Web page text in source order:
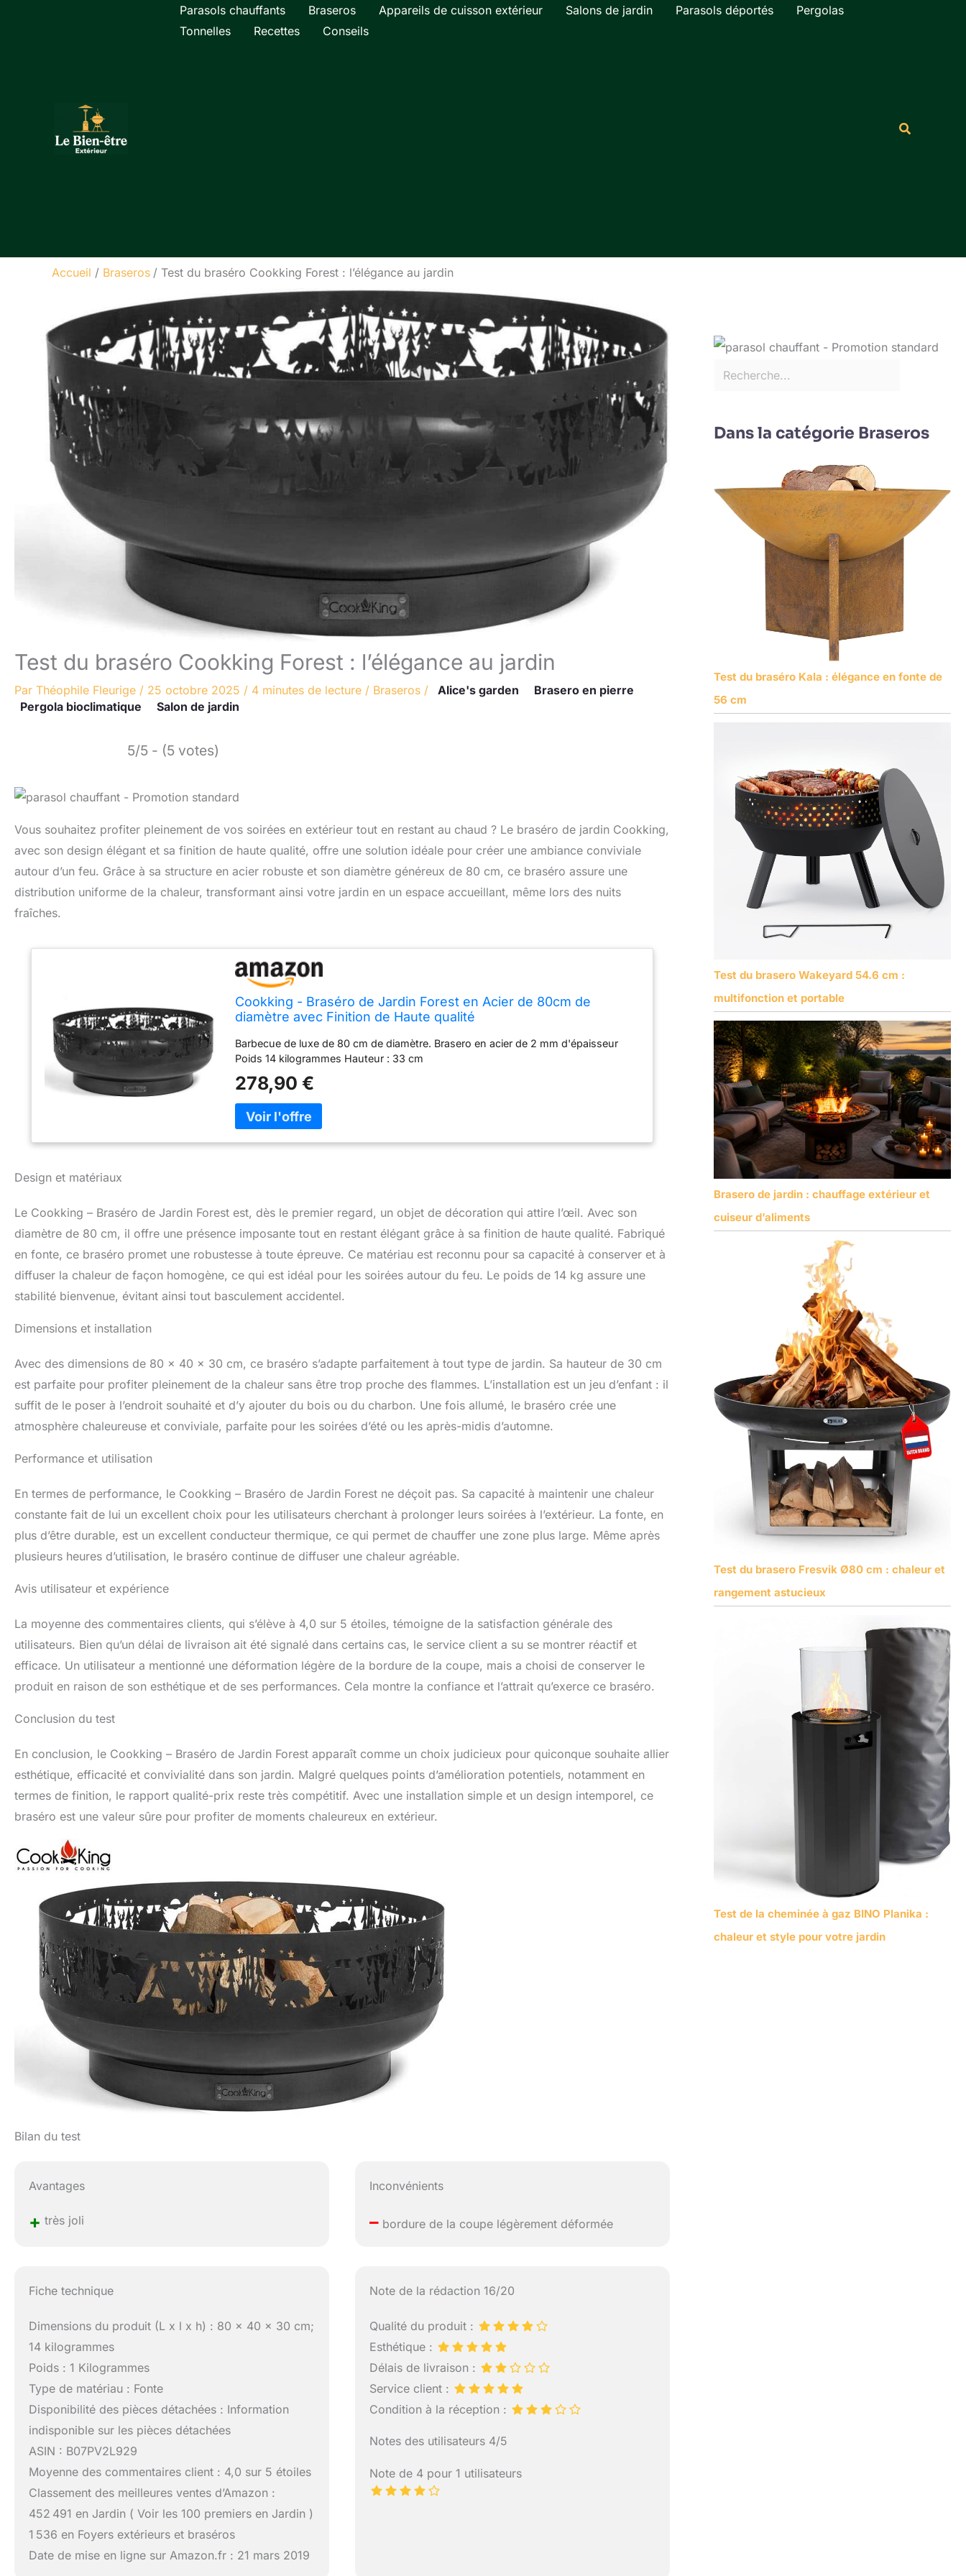
Parasols chauffants Braseros Appareils de cuisson extérieur Salons de jardin Parasols déportés
Pergolas
Tonnelles
Recettes Conseils
Accueil Braseros Test du braséro Cookking Forest : l’élégance au jardin
Test du braséro Cookking Forest : l’élégance au jardin
Par Théophile Fleurige / 25 octobre 2025 / 4 minutes de lecture / Braseros / Alice's garden
Brasero en pierre
Pergola bioclimatique
Salon de jardin
5/5 - (5 votes)
Vous souhaitez profiter pleinement de vos soirées en extérieur tout en restant au chaud ? Le braséro de jardin Cookking,
avec son design élégant et sa finition de haute qualité, offre une solution idéale pour créer une ambiance conviviale
autour d’un feu. Grâce à sa structure en acier robuste et son diamètre généreux de 80 cm, ce braséro assure une
distribution uniforme de la chaleur, transformant ainsi votre jardin en un espace accueillant, même lors des nuits
fraîches.
Cookking - Braséro de Jardin Forest en Acier de 80cm de
diamètre avec Finition de Haute qualité
Barbecue de luxe de 80 cm de diamètre. Brasero en acier de 2 mm d'épaisseur
Poids 14 kilogrammes Hauteur : 33 cm
278,90 €
Design et matériaux
Le Cookking – Braséro de Jardin Forest est, dès le premier regard, un objet de décoration qui attire l’œil. Avec son
diamètre de 80 cm, il offre une présence imposante tout en restant élégant grâce à sa finition de haute qualité. Fabriqué
en fonte, ce braséro promet une robustesse à toute épreuve. Ce matériau est reconnu pour sa capacité à conserver et à
diffuser la chaleur de façon homogène, ce qui est idéal pour les soirées autour du feu. Le poids de 14 kg assure une
stabilité bienvenue, évitant ainsi tout basculement accidentel.
Dimensions et installation
Avec des dimensions de 80 x 40 x 30 cm, ce braséro s’adapte parfaitement à tout type de jardin. Sa hauteur de 30 cm
est parfaite pour profiter pleinement de la chaleur sans être trop proche des flammes. L’installation est un jeu d’enfant : il
suffit de le poser à l’endroit souhaité et d’y ajouter du bois ou du charbon. Une fois allumé, le braséro crée une
atmosphère chaleureuse et conviviale, parfaite pour les soirées d’été ou les après-midis d’automne.
Performance et utilisation
En termes de performance, le Cookking – Braséro de Jardin Forest ne déçoit pas. Sa capacité à maintenir une chaleur
constante fait de lui un excellent choix pour les utilisateurs cherchant à prolonger leurs soirées à l’extérieur. La fonte, en
plus d’être durable, est un excellent conducteur thermique, ce qui permet de chauffer une zone plus large. Même après
plusieurs heures d’utilisation, le braséro continue de diffuser une chaleur agréable.
Avis utilisateur et expérience
La moyenne des commentaires clients, qui s’élève à 4,0 sur 5 étoiles, témoigne de la satisfaction générale des
utilisateurs. Bien qu’un délai de livraison ait été signalé dans certains cas, le service client a su se montrer réactif et
efficace. Un utilisateur a mentionné une déformation légère de la bordure de la coupe, mais a choisi de conserver le
produit en raison de son esthétique et de ses performances. Cela montre la confiance et l’attrait qu’exerce ce braséro.
Conclusion du test
En conclusion, le Cookking – Braséro de Jardin Forest apparaît comme un choix judicieux pour quiconque souhaite allier
esthétique, efficacité et convivialité dans son jardin. Malgré quelques points d’amélioration potentiels, notamment en
termes de finition, le rapport qualité-prix reste très compétitif. Avec une installation simple et un design intemporel, ce
braséro est une valeur sûre pour profiter de moments chaleureux en extérieur.
Bilan du test
Avantages
+ très joli
Inconvénients
– bordure de la coupe légèrement déformée
Fiche technique
Dimensions du produit (L x l x h) : 80 x 40 x 30 cm;
14 kilogrammes
Poids : 1 Kilogrammes
Type de matériau : Fonte
Disponibilité des pièces détachées : Information
indisponible sur les pièces détachées
ASIN : B07PV2L929
Moyenne des commentaires client : 4,0 sur 5 étoiles
Classement des meilleures ventes d’Amazon :
452 491 en Jardin ( Voir les 100 premiers en Jardin )
1 536 en Foyers extérieurs et braséros
Date de mise en ligne sur Amazon.fr : 21 mars 2019
Note de la rédaction 16/20
Qualité du produit :
Esthétique :
Délais de livraison :
Service client :
Condition à la réception :
Notes des utilisateurs 4/5
Note de 4 pour 1 utilisateurs
Rechercher
Dans la catégorie Braseros
Test du braséro Kala : élégance en fonte de
56 cm
Test du brasero Wakeyard 54.6 cm :
multifonction et portable
Brasero de jardin : chauffage extérieur et
cuiseur d’aliments
Test du brasero Fresvik Ø80 cm : chaleur et
rangement astucieux
Test de la cheminée à gaz BINO Planika :
chaleur et style pour votre jardin